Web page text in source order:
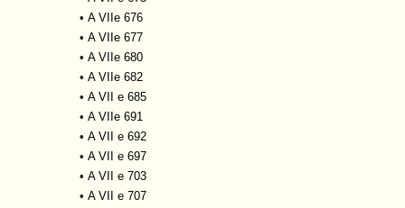
• A VIIe 676
• A VIIe 677
• A VIIe 680
• A VIIe 682
• A VII e 685
• A VIIe 691
• A VII e 692
• A VII e 697
• A VII e 703
• A VII e 707